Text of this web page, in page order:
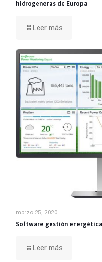
hidrogeneras de Europa
Leer más
marzo 25, 2020
Software gestión energética
Leer más